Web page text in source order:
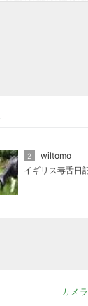
2
wiltomo
イギリス毒舌日
カメ